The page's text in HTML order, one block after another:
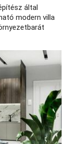
által
modern villa